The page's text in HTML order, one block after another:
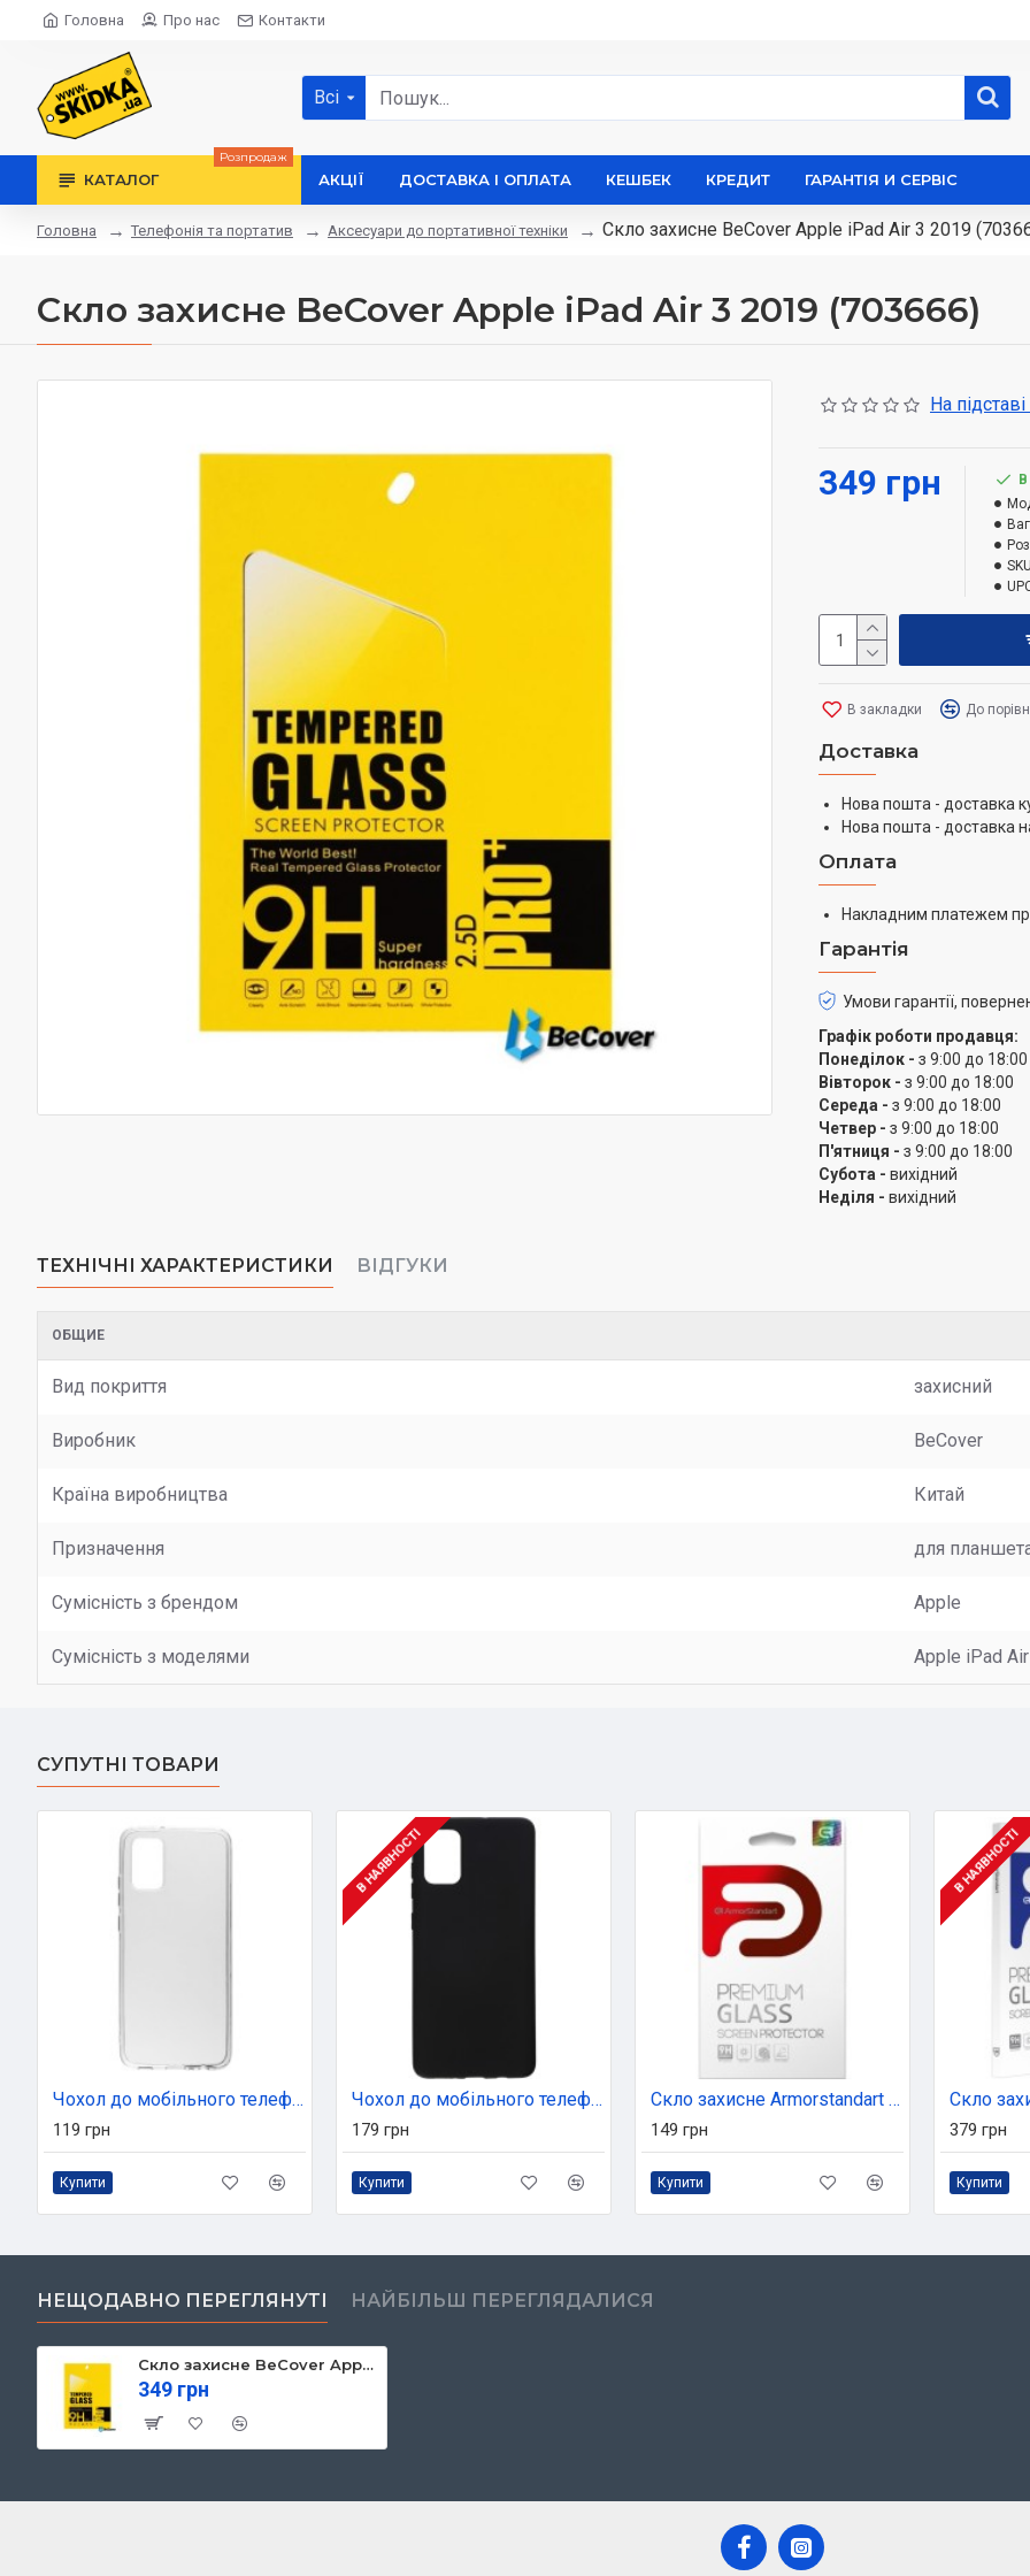
Головна Про нас Контакти
Всі
КАТАЛОГ
Розпродаж
АКЦІЇ ДОСТАВКА І ОПЛАТА КЕШБЕК КРЕДИТ ГАРАНТІЯ И СЕРВІС
Головна Телефонія та портатив Аксесуари до портативної техніки Скло захисне BeCover Apple iPad Air 3 2019
Скло захисне BeCover Apple iPad Air 3 2019 (703666)
На
349 грн
В закладки До
Доставка
Нова пошта - доставка
Нова пошта - доставка
Оплата
Накладним платежем
Гарантія
Умови гарантії,
Графік роботи продавця:
Понеділок - з 9:00 до 18:00
Вівторок - з 9:00 до 18:00
Середа - з 9:00 до 18:00
Четвер - з 9:00 до 18:00
П'ятниця - з 9:00 до 18:00
Субота - вихідний
Неділя - вихідний
ТЕХНІЧНІ ХАРАКТЕРИСТИКИ ВІДГУКИ
ОБЩИЕ
Вид покриття захисний
Виробник BeCover
Країна виробництва Китай
Призначення для
Сумісність з брендом Apple
Сумісність з моделями Apple iPad
СУПУТНІ ТОВАРИ
Чохол до мобільного телефона Armorstandart Air Series Samsung A02s (A025) Transparent (ARM58157) (ARM58157)
119 грн
Купити
В НАЯВНОСТІ
Чохол до мобільного телефона Armorstandart ICON Case Samsung A71 Black (ARM56342)
179 грн
Купити
Скло захисне Armorstandart Pro Samsung S10 Lite Black (ARM56180-GPR-BK)
149 грн
Купити
В НАЯВНОСТІ
379 грн
Купити
НЕЩОДАВНО ПЕРЕГЛЯНУТІ НАЙБІЛЬШ ПЕРЕГЛЯДАЛИСЯ
Скло захисне BeCover Apple iPad Air 3 2019 (703666)
349 грн